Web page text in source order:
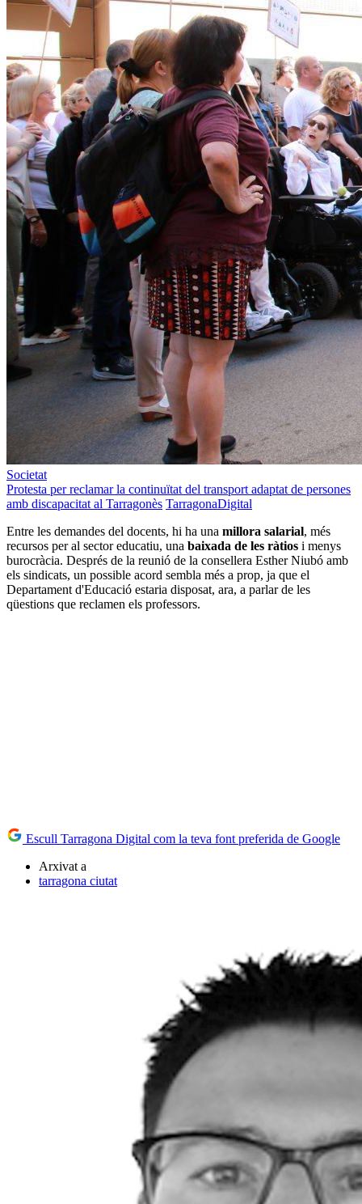
Societat
Protesta per reclamar la continuïtat del transport adaptat de persones
amb discapacitat al Tarragonès TarragonaDigital
Entre les demandes del docents, hi ha una millora salarial, més
recursos per al sector educatiu, una baixada de les ràtios i menys
burocràcia. Després de la reunió de la consellera Esther Niubó amb
els sindicats, un possible acord sembla més a prop, ja que el
Departament d'Educació estaria disposat, ara, a parlar de les
qüestions que reclamen els professors.
Escull Tarragona Digital com la teva font preferida de Google
Arxivat a
tarragona ciutat